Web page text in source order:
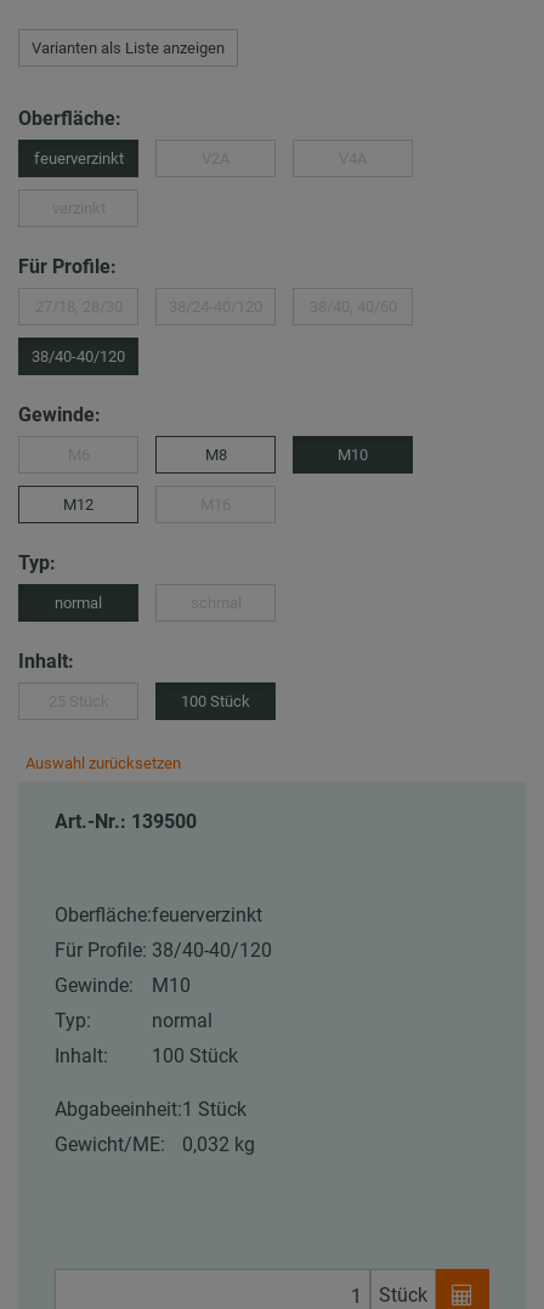
Varianten als Liste anzeigen
Oberfläche:
feuerverzinkt
Für Profile:
38/40-40/120
Gewinde:
M8 M10
M12
Typ:
normal
Inhalt:
100 Stück
Auswahl zurücksetzen
Art.-Nr.: 139500
Oberfläche:feuerverzinkt
Für Profile: 38/40-40/120
Gewinde:
M10
Typ:
normal
Inhalt:
100 Stück
Abgabeeinheit:1 Stück
Gewicht/ME:
0,032 kg
Stück